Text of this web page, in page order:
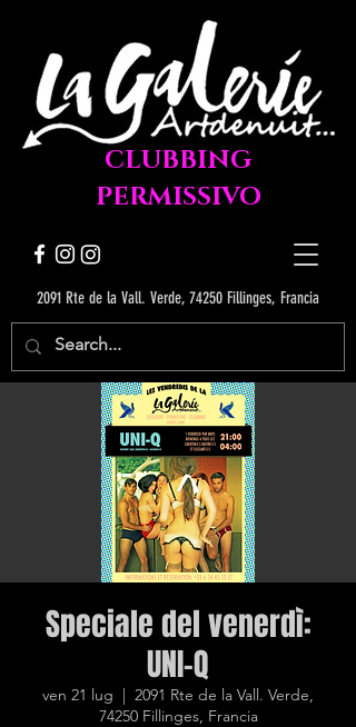
2091 Rte de la Vall. Verde, 74250 Fillinges, Francia
CLUBBING
PERMISSIVO
Speciale del venerdì:
UNI-Q
ven 21 lug
  |
2091 Rte de la Vall. Verde,
74250 Fillinges, Francia